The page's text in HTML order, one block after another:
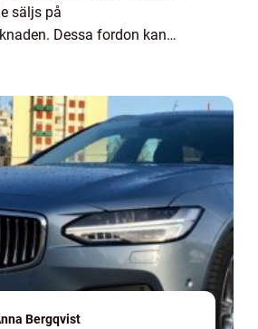
säljs på
Dessa fordon kan
mer budge...
Bergqvist